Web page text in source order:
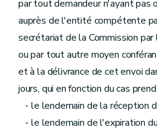
par tout demandeur n'ayant pas
auprès de l'entité compétente
secrétariat de la Commission
ou par tout autre moyen
et à la délivrance de cet envoi
jours, qui en fonction du cas
- le lendemain de la réception
- le lendemain de l'expiration